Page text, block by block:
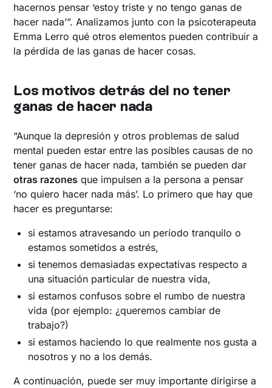
hacernos pensar ‘estoy triste y no tengo ganas de
hacer nada’”. Analizamos junto con la psicoterapeuta
Emma Lerro qué otros elementos pueden contribuir a
la pérdida de las ganas de hacer cosas.
Los motivos detrás del no tener
ganas de hacer nada
“Aunque la depresión y otros problemas de salud
mental pueden estar entre las posibles causas de no
tener ganas de hacer nada, también se pueden dar
otras razones que impulsen a la persona a pensar
‘no quiero hacer nada más’. Lo primero que hay que
hacer es preguntarse:
si estamos atravesando un período tranquilo o
estamos sometidos a estrés,
si tenemos demasiadas expectativas respecto a
una situación particular de nuestra vida,
si estamos confusos sobre el rumbo de nuestra
vida (por ejemplo: ¿queremos cambiar de
trabajo?)
si estamos haciendo lo que realmente nos gusta a
nosotros y no a los demás.
A continuación, puede ser muy importante dirigirse a